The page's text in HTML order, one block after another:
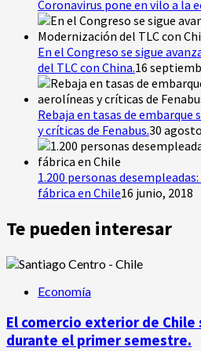
Coronavirus pone en vilo a la
En el Congreso se sigue
del TLC con China.16
Rebaja en tasas de embarque
y críticas de Fenabus.30
1.200 personas
fábrica en Chile16 junio, 2018
Te pueden interesar
Economía
El comercio exterior de Chile
durante el primer semestre.